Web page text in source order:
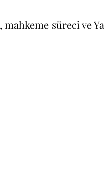
mahkeme süreci